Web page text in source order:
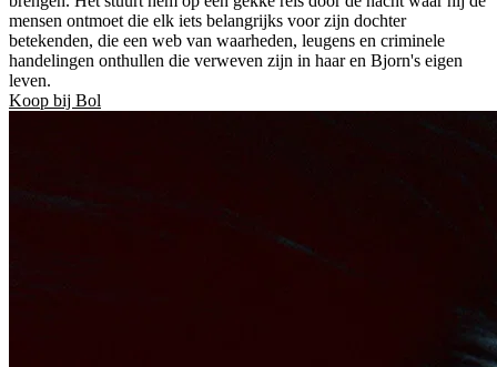
mensen ontmoet die elk iets belangrijks voor zijn dochter
betekenden, die een web van waarheden, leugens en criminele
handelingen onthullen die verweven zijn in haar en Bjorn's eigen
leven.
Koop bij Bol